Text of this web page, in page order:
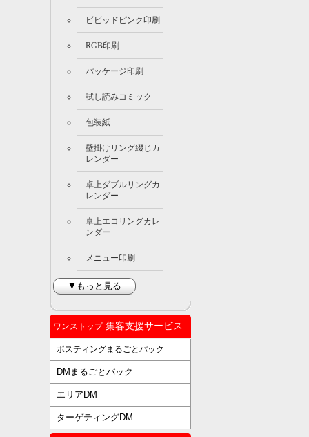
ビビッドピンク印刷
RGB印刷
パッケージ印刷
試し読みコミック
包装紙
壁掛けリング綴じカ
レンダー
卓上ダブルリングカ
レンダー
卓上エコリングカレ
ンダー
メニュー印刷
▼もっと見る
ワンストップ集客支援サービス
ポスティングまるごとパック
DMまるごとパック
エリアDM
ターゲティングDM